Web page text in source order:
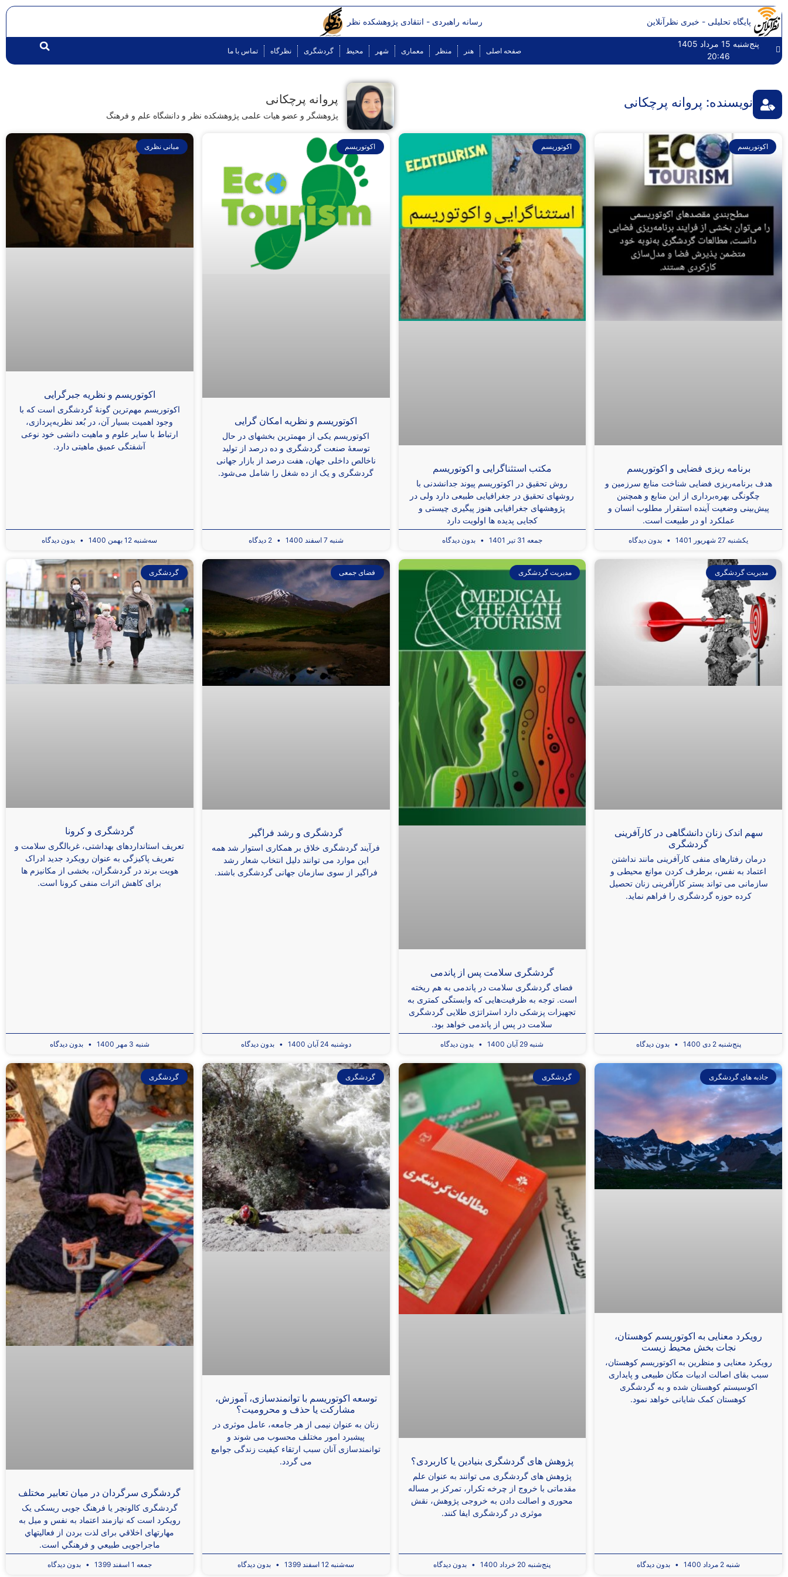
پایگاه تحلیلی - خبری نظرآنلاین رسانه راهبردی - انتقادی پژوهشکده نظر
پنج‌شنبه 15 مرداد 1405
20:46
صفحه اصلی هنر منظر معماری شهر محیط گردشگری نظرگاه تماس با ما
نویسنده: پروانه پرچکانی پروانه پرچکانی
پژوهشگر و عضو هیات علمی پژوهشکده نظر و دانشگاه علم و فرهنگ
اکوتوریسم
برنامه ریزی فضایی و اکوتوریسم
هدف برنامه‌‌ریزی فضایی شناخت منابع سرزمین و
چگونگی بهره‌‌برداری از این منابع و همچنین
پیش‌بینی وضعیت آینده استقرار مطلوب انسان و
عملکرد او در طبیعت است.
یکشنبه 27 شهریور 1401 بدون دیدگاه
اکوتوریسم
مکتب استثنا‌گرایی و اکوتوریسم
روش تحقیق در اکوتوریسم پیوند جدانشدنی با
روشهای تحقیق در جغرافیایی طبیعی دارد ولی در
پژوهشهای جغرافیایی هنوز پیگیری چیستی و
کجایی پدیده‌ ها اولویت دارد
جمعه 31 تیر 1401 بدون دیدگاه
اکوتوریسم
اکوتوریسم و نظریه امکان گرایی
اکوتوریسم یکی از مهمترین بخشهای در حال
‌توسعۀ صنعت گردشگری و ده درصد از تولید
ناخالص داخلی جهان، هفت درصد از بازار جهانی
گردشگری و یک از ده شغل را شامل می‌شود.
شنبه 7 اسفند 1400 2 دیدگاه
مبانی نظری
اکوتوریسم و نظریه جبرگرایی
اکوتوریسم مهم‌ترین گونۀ گردشگری است که با
وجود اهمیت بسیار آن، در بُعد نظریه‌پردازی،
ارتباط با سایر علوم و ماهیت دانشی خود نوعی
آشفتگی عمیق ماهیتی دارد.
سه‌شنبه 12 بهمن 1400 بدون دیدگاه
مدیریت گردشگری
سهم اندک زنان دانشگاهی در کارآفرینی
گردشگری
درمان رفتارهای منفی کارآفرینی مانند نداشتن
اعتماد به نفس، برطرف کردن موانع محیطی و
سازمانی می تواند بستر کارآفرینی زنان تحصیل
کرده حوزه گردشگری را فراهم نماید.
پنج‌شنبه 2 دی 1400 بدون دیدگاه
مدیریت گردشگری
گردشگری سلامت پس از پاندمی
فضای گردشگری سلامت در پاندمی به هم ریخته
است. توجه به ظرفیت‌هایی که وابستگی کمتری به
تجهیزات پزشکی دارد استراتژی طلایی گردشگری
سلامت در پس از پاندمی خواهد بود.
شنبه 29 آبان 1400 بدون دیدگاه
فضای جمعی
گردشگری و رشد فراگیر
فرآیند گردشگری خلاق بر همکاری استوار شد همه
این موارد می توانند دلیل انتخاب شعار رشد
فراگیر از سوی سازمان جهانی گردشگری باشند.
دوشنبه 24 آبان 1400 بدون دیدگاه
گردشگری
گردشگری و کرونا
تعریف استانداردهای بهداشتی، غربالگری سلامت و
تعریف پاکیزگی به عنوان رویکرد جدید ادراک
هویت برند در گردشگران، بخشی از مکانیزم ها
برای کاهش اثرات منفی کرونا است.
شنبه 3 مهر 1400 بدون دیدگاه
جاذبه های گردشگری
رویکرد معنایی به اکوتوریسم کوهستان،
نجات بخش محیط زیست
رویکرد معنایی و منظرین به اکوتوریسم کوهستان،
سبب بقای اصالت ادبیات مکان ‌طبیعی و پایداری
اکوسیستم ‌کوهستان شده و به گردشگری
کوهستان کمک شایانی خواهد نمود.
شنبه 2 مرداد 1400 بدون دیدگاه
گردشگری
پژوهش های گردشگری بنيادين يا کاربردی؟
پژوهش های گردشگری می توانند به عنوان علم
مقدماتی با خروج از چرخه تکرار، تمرکز بر مساله
محوری و اصالت دادن به خروجی پژوهش، نقش
موثری در گردشگری ایفا کنند.
پنج‌شنبه 20 خرداد 1400 بدون دیدگاه
گردشگری
توسعه اکوتوريسم با توانمندسازی، آموزش،
مشارکت یا حذف و محروميت؟
زنان به عنوان نیمی از هر جامعه، عامل موثری در
پیشبرد امور مختلف محسوب می ‌شوند و
توانمندسازی آنان سبب ارتقاء کیفیت زندگی جوامع
می‌ گردد.
سه‌شنبه 12 اسفند 1399 بدون دیدگاه
گردشگری
گردشگری سرگردان در ميان تعابير مختلف
گردشگری کالونچر يا فرهنگ جويی ريسکی يک
رويکرد است که نیازمند اعتماد به‌ نفس و ميل به
مهارت­های اخلاقي برای لذت بردن از فعالیتهاي
ماجراجویی طبيعي و فرهنگي است.
جمعه 1 اسفند 1399 بدون دیدگاه